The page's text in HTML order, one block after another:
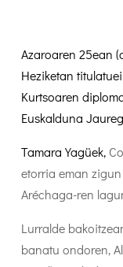
Azaroaren 25ean
Heziketan
Kurtsoaren
Euskalduna
Tamara Yagüek,
etorria eman
Aréchaga-ren
Lurralde
banatu ondoren,